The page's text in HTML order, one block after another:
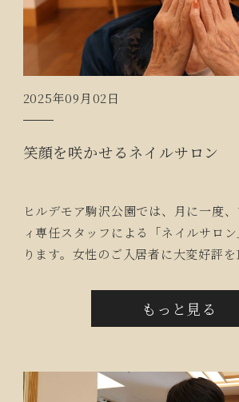
2025年09月02日
笑顔を咲かせるネイルサロン
ヒルデモア駒沢公園では、月に一度
ィ専任スタッフによる「ネイルサロ
ります。女性のご入居者に大変好評を
明るく華やぎます。ネイルをながめて
もっと見る